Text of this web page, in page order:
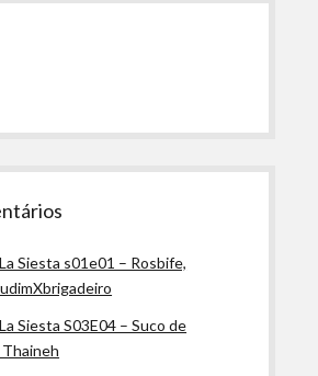
La Siesta s01e01 – Rosbife,
La Siesta S03E04 – Suco de
Thaineh